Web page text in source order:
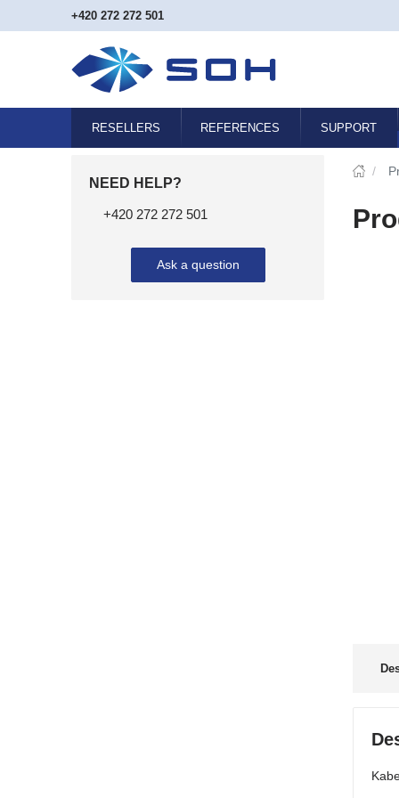
+420 272 272 501
RESELLERS REFERENCES SUPPORT
/
NEED HELP?
+420 272 272 501
Ask a question